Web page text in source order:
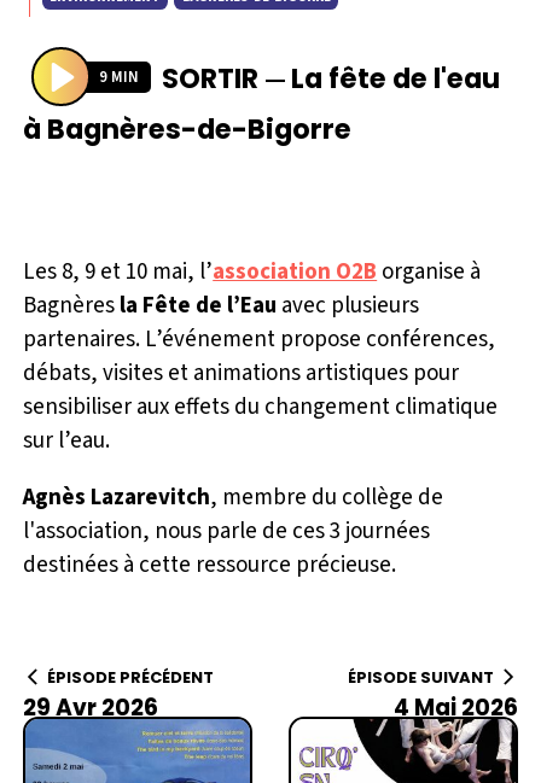
P
l
9 MIN SORTIR —La fête de l'eau
à Bagnères-de-Bigorre
Les 8, 9 et 10 mai, l’association O2Borganise à
Bagnèresla Fête de l’Eau avec plusieurs
partenaires. L’événement propose conférences,
débats, visites et animations artistiques pour
sensibiliser aux effets du changement climatique
sur l’eau.
Agnès Lazarevitch, membre du collège de
l'association, nous parle de ces 3 journées
destinées à cette ressource précieuse.
ÉPISODE PRÉCÉDENT
29 Avr 2026
ÉPISODE SUIVANT
4 Mai 2026